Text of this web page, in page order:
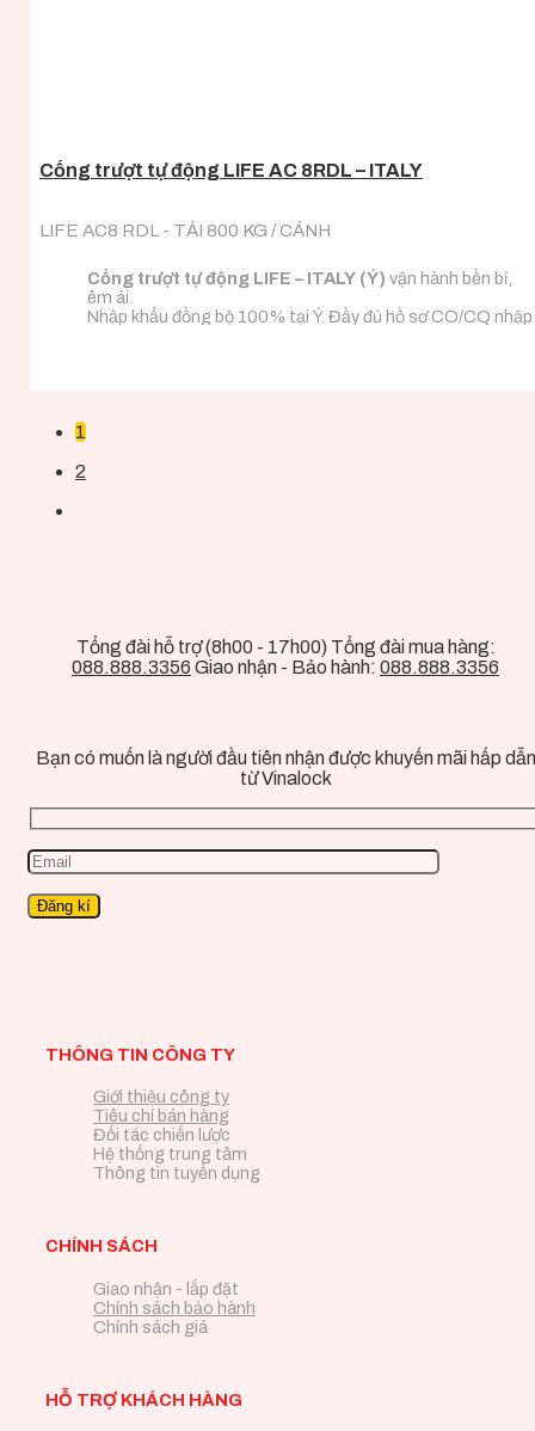
Cổng trượt tự động LIFE AC 8RDL – ITALY
LIFE AC8 RDL - TẢI 800 KG / CÁNH
Cổng trượt tự động LIFE – ITALY (Ý) vận hành bền bỉ,
êm ái.
Nhập khẩu đồng bộ 100% tại Ý. Đầy đủ hồ sơ CO/CQ nhập
1
2
Tổng đài hỗ trợ (8h00 - 17h00) Tổng đài mua hàng:
088.888.3356 Giao nhận - Bảo hành: 088.888.3356
Bạn có muốn là người đầu tiên nhận được khuyến mãi hấp dẫn
từ Vinalock
THÔNG TIN CÔNG TY
Giới thiệu công ty
Tiêu chí bán hàng
Đối tác chiến lược
Hệ thống trung tâm
Thông tin tuyển dụng
CHÍNH SÁCH
Giao nhận - lắp đặt
Chính sách bảo hành
Chính sách giá
HỖ TRỢ KHÁCH HÀNG